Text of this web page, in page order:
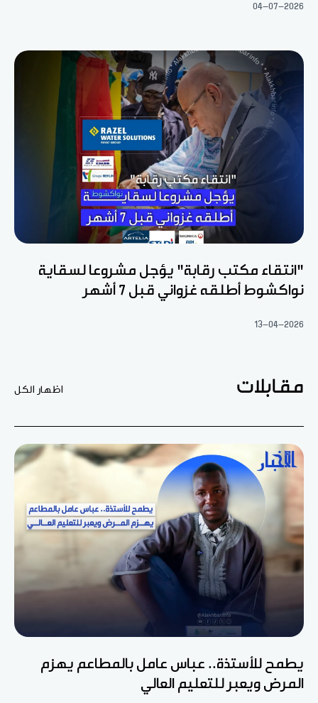
04-07-2026
"انتقاء مكتب رقابة" يؤجل مشروعا لسقاية
نواكشوط أطلقه غزواني قبل 7 أشهر
13-04-2026
مقابلات اظهار الكل
يطمح للأستذة.. عباس عامل بالمطاعم يهزم
المرض ويعبر للتعليم العالي